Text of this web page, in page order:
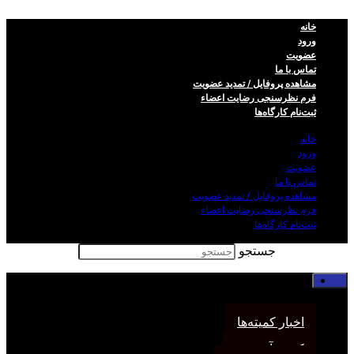
خانه
ورود
عضویت
تماس با ما
مشاهده پروفایل / تمدید عضویت
فرم نظر‌سنجی رضایت اعضاء
ثبت‌نام کارگاه‌ها
خانه
ورود
عضویت
تماس با ما
مشاهده پروفایل / تمدید عضویت
فرم نظر‌سنجی رضایت اعضاء
ثبت‌نام کارگاه‌ها
جستجو
اخبار کمیته‌ها
کمیته آموزش